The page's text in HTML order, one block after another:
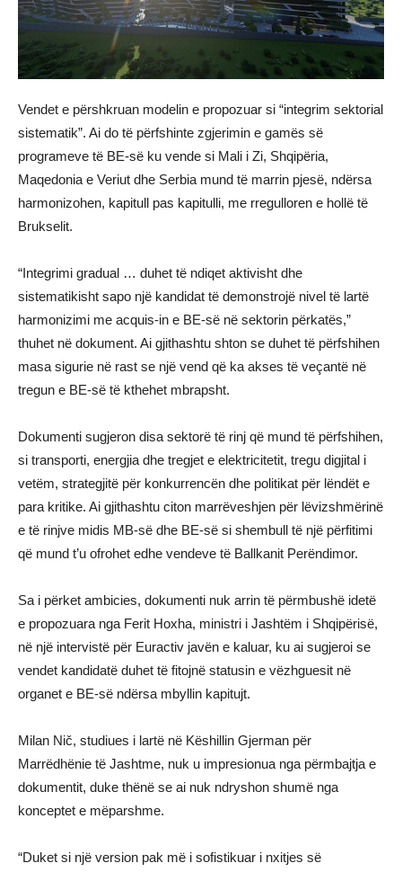
Vendet e përshkruan modelin e propozuar si “integrim sektorial
sistematik”. Ai do të përfshinte zgjerimin e gamës së
programeve të BE-së ku vende si Mali i Zi, Shqipëria,
Maqedonia e Veriut dhe Serbia mund të marrin pjesë, ndërsa
harmonizohen, kapitull pas kapitulli, me rregulloren e hollë të
Brukselit.
“Integrimi gradual … duhet të ndiqet aktivisht dhe
sistematikisht sapo një kandidat të demonstrojë nivel të lartë
harmonizimi me acquis-in e BE-së në sektorin përkatës,”
thuhet në dokument. Ai gjithashtu shton se duhet të përfshihen
masa sigurie në rast se një vend që ka akses të veçantë në
tregun e BE-së të kthehet mbrapsht.
Dokumenti sugjeron disa sektorë të rinj që mund të përfshihen,
si transporti, energjia dhe tregjet e elektricitetit, tregu digjital i
vetëm, strategjitë për konkurrencën dhe politikat për lëndët e
para kritike. Ai gjithashtu citon marrëveshjen për lëvizshmërinë
e të rinjve midis MB-së dhe BE-së si shembull të një përfitimi
që mund t’u ofrohet edhe vendeve të Ballkanit Perëndimor.
Sa i përket ambicies, dokumenti nuk arrin të përmbushë idetë
e propozuara nga Ferit Hoxha, ministri i Jashtëm i Shqipërisë,
në një intervistë për Euractiv javën e kaluar, ku ai sugjeroi se
vendet kandidatë duhet të fitojnë statusin e vëzhguesit në
organet e BE-së ndërsa mbyllin kapitujt.
Milan Nič, studiues i lartë në Këshillin Gjerman për
Marrëdhënie të Jashtme, nuk u impresionua nga përmbajtja e
dokumentit, duke thënë se ai nuk ndryshon shumë nga
konceptet e mëparshme.
“Duket si një version pak më i sofistikuar i nxitjes së